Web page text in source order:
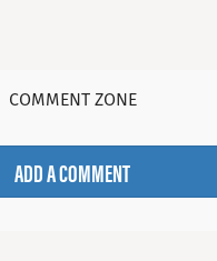
COMMENT ZONE
ADD A COMMENT